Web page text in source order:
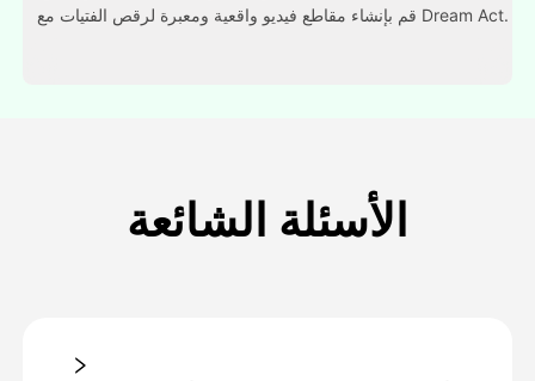
قم بإنشاء مقاطع فيديو واقعية ومعبرة لرقص الفتيات مع Dream Act.
الأسئلة الشائعة